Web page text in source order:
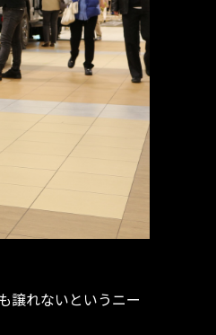
譲れないというニー